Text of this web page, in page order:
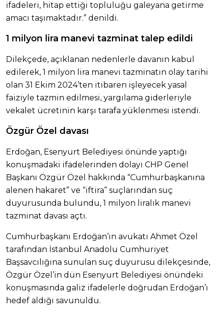
ifadeleri, hitap ettiği topluluğu galeyana getirme
amacı taşımaktadır.” denildi.
1 milyon lira manevi tazminat talep edildi
Dilekçede, açıklanan nedenlerle davanın kabul
edilerek, 1 milyon lira manevi tazminatın olay tarihi
olan 31 Ekim 2024’ten itibaren işleyecek yasal
faiziyle tazmin edilmesi, yargılama giderleriyle
vekalet ücretinin karşı tarafa yüklenmesi istendi.
Özgür Özel davası
Erdoğan, Esenyurt Belediyesi önünde yaptığı
konuşmadaki ifadelerinden dolayı CHP Genel
Başkanı Özgür Özel hakkında “Cumhurbaşkanına
alenen hakaret” ve “iftira” suçlarından suç
duyurusunda bulundu, 1 milyon liralık manevi
tazminat davası açtı.
Cumhurbaşkanı Erdoğan’ın avukatı Ahmet Özel
tarafından İstanbul Anadolu Cumhuriyet
Başsavcılığına sunulan suç duyurusu dilekçesinde,
Özgür Özel’in dün Esenyurt Belediyesi önündeki
konuşmasında galiz ifadelerle doğrudan Erdoğan’ı
hedef aldığı savunuldu.